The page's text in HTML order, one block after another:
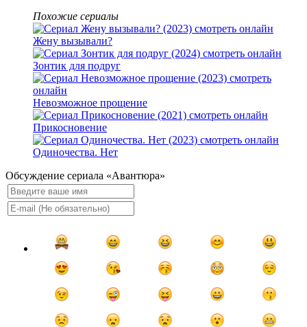
Похожие сериалы
Жену вызывали?
Зонтик для подруг
Невозможное прощение
Прикосновение
Одиночества. Нет
Обсуждение сериала «Авантюра»